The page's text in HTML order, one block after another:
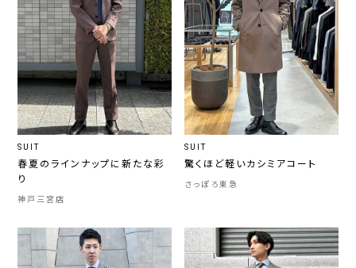
SUIT
春夏のラインナップに新たな彩
り
神戸三宮店
SUIT
驚くほど軽いカシミアコート
さっぽろ東急